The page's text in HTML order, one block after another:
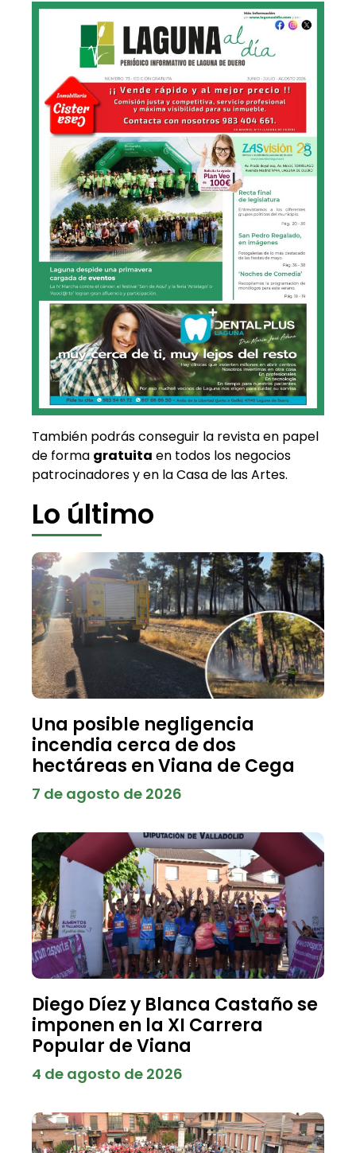
También podrás conseguir la revista en papel
de forma gratuita en todos los negocios
patrocinadores y en la Casa de las Artes.
Lo último
Una posible negligencia
incendia cerca de dos
hectáreas en Viana de Cega
7 de agosto de 2026
Diego Díez y Blanca Castaño se
imponen en la XI Carrera
Popular de Viana
4 de agosto de 2026